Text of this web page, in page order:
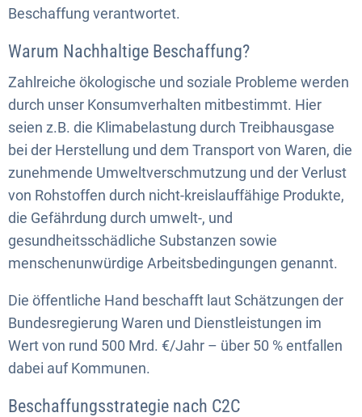
Beschaffung verantwortet.
Warum Nachhaltige Beschaffung?
Zahlreiche ökologische und soziale Probleme werden
durch unser Konsumverhalten mitbestimmt. Hier
seien z.B. die Klimabelastung durch Treibhausgase
bei der Herstellung und dem Transport von Waren, die
zunehmende Umweltverschmutzung und der Verlust
von Rohstoffen durch nicht-kreislauffähige Produkte,
die Gefährdung durch umwelt-, und
gesundheitsschädliche Substanzen sowie
menschenunwürdige Arbeitsbedingungen genannt.
Die öffentliche Hand beschafft laut Schätzungen der
Bundesregierung Waren und Dienstleistungen im
Wert von rund 500 Mrd. €/Jahr – über 50 % entfallen
dabei auf Kommunen.
Beschaffungsstrategie nach C2C